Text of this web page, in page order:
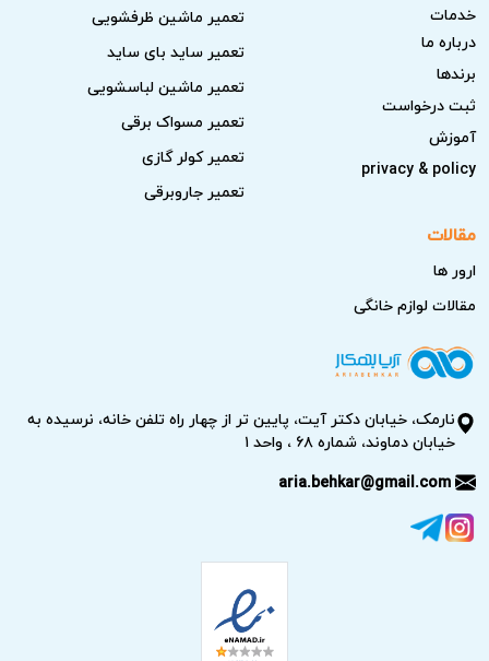
خدمات
درباره ما
برندها
ثبت درخواست
آموزش
privacy & policy
تعمیر ماشین ظرفشویی
تعمیر ساید بای ساید
تعمیر ماشین لباسشویی
تعمیر مسواک برقی
تعمیر کولر گازی
تعمیر جاروبرقی
مقالات
ارور ها
مقالات لوازم خانگی
نارمک، خیابان دکتر آیت، پایین تر از چهار راه تلفن خانه، نرسیده به
خیابان دماوند، شماره ۶۸ ، واحد ۱
aria.behkar@gmail.com